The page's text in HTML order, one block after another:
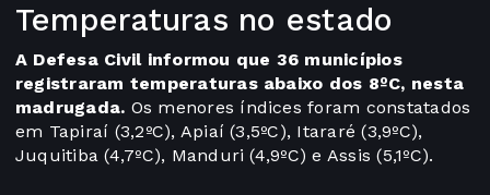
Temperaturas no estado
A Defesa Civil informou que 36 municípios
registraram temperaturas abaixo dos 8ºC, nesta
madrugada. Os menores índices foram constatados
em Tapiraí (3,2ºC), Apiaí (3,5ºC), Itararé (3,9ºC),
Juquitiba (4,7ºC), Manduri (4,9ºC) e Assis (5,1ºC).